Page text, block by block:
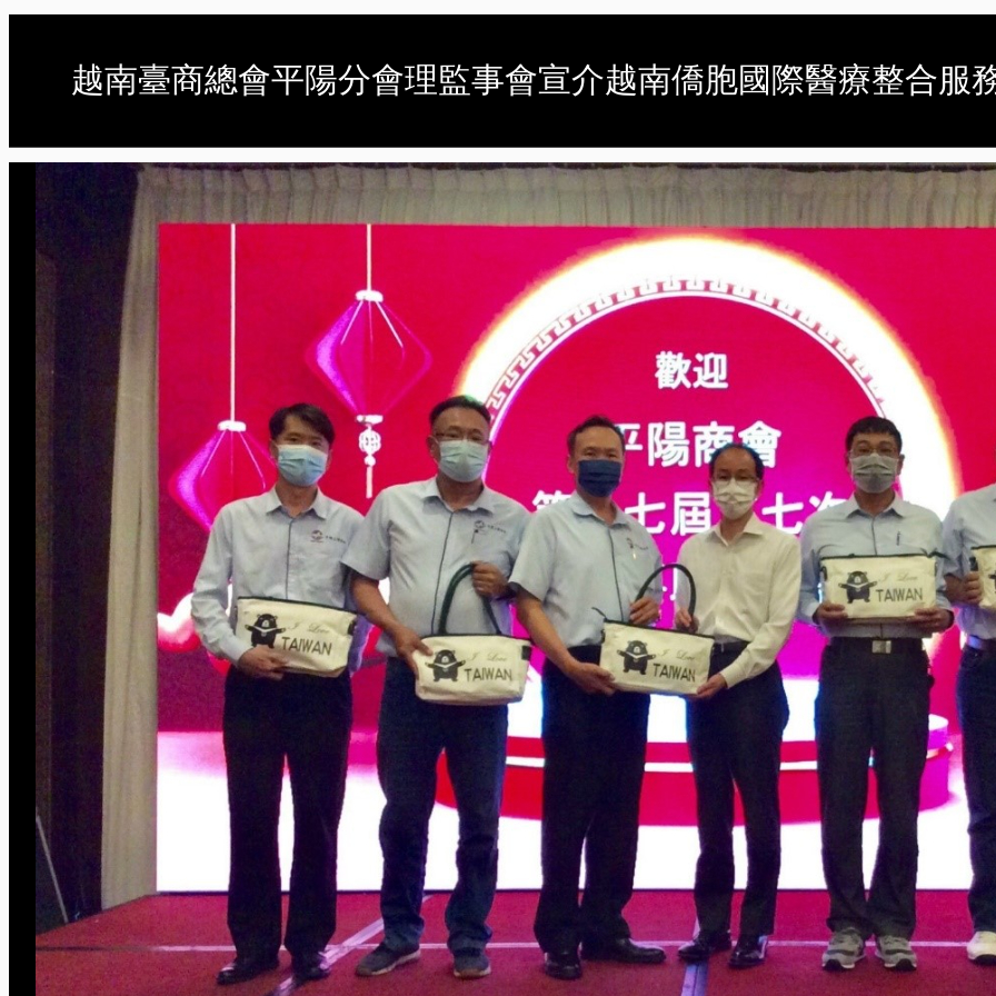
越南臺商總會平陽分會理監事會宣介越南僑胞國際醫療整合服